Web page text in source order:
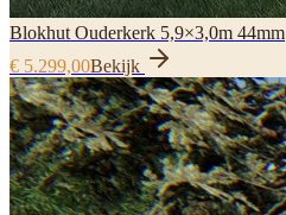
Blokhut Ouderkerk 5,9×3,0m 44mm
€ 5.299,00Bekijk